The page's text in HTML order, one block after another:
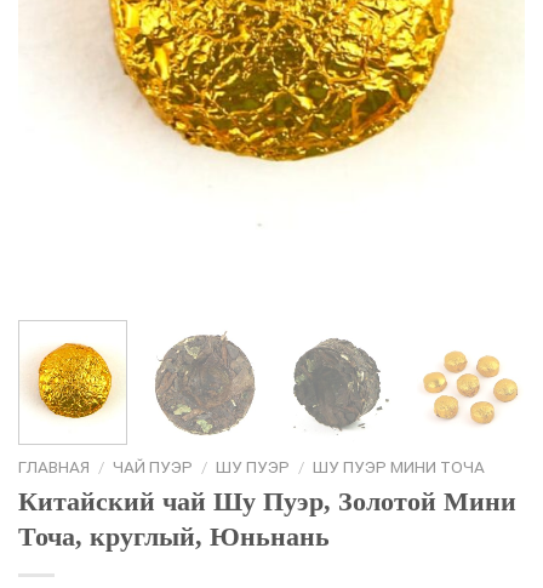
ГЛАВНАЯ / ЧАЙ ПУЭР / ШУ ПУЭР / ШУ ПУЭР МИНИ ТОЧА
Китайский чай Шу Пуэр, Золотой Мини
Точа, круглый, Юньнань